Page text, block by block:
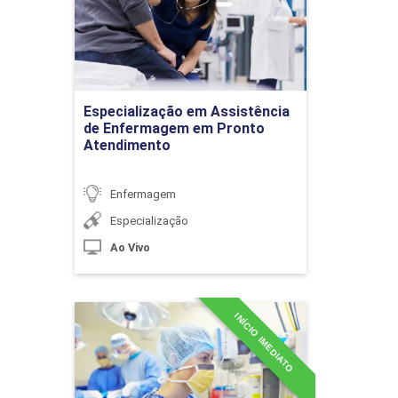
Conceitos de Saúde e Doença Mental
Reforma Psiquiátrica e Serviços de
Psiquiátrico
10h
Especialização em Assistência
de Enfermagem em Pronto
Atendimento
Enfermagem
Especialização
Ao Vivo
Atendimento
Detalhes do curso
Ir para Inscrição
INÍCIO IMEDIATO
Especialização em
Enfermagem Cirúrgica
Detalhes do curso